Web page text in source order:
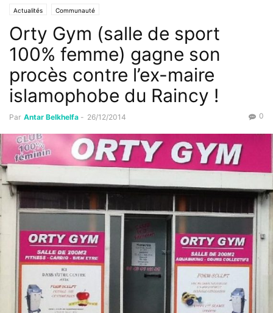
Actualités Communauté
Orty Gym (salle de sport
100% femme) gagne son
procès contre l’ex-maire
islamophobe du Raincy !
Par Antar Belkhelfa - 26/12/2014 0